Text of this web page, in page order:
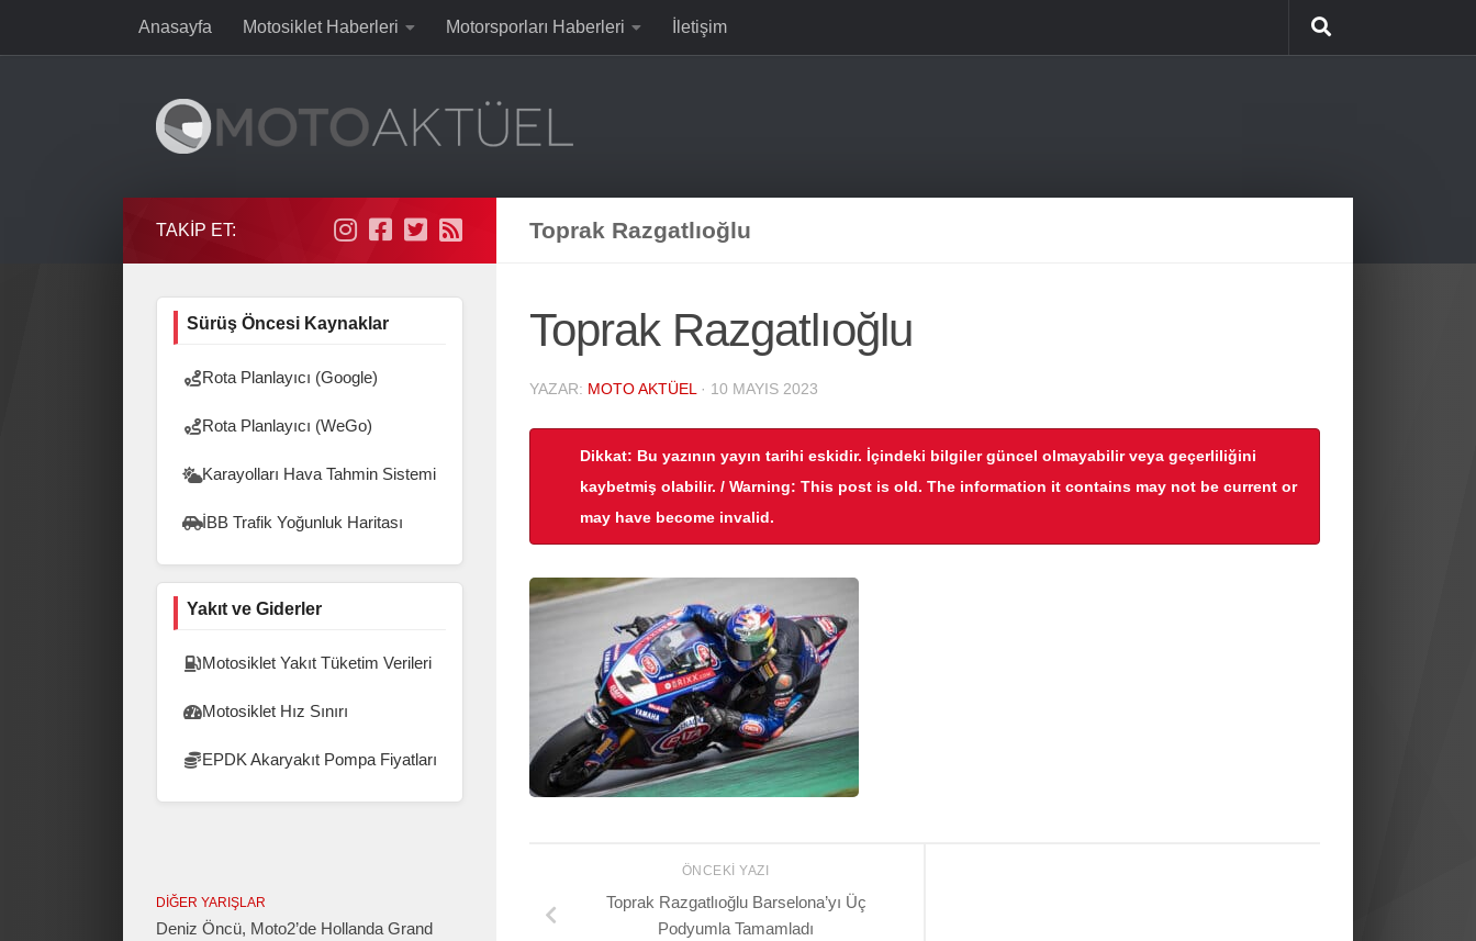
Skip to contentAnasayfa Motosiklet Haberleri Motorsporları Haberleri İletişim
Toprak Razgatlıoğlu
Toprak Razgatlıoğlu
YAZAR: MOTO AKTÜEL · 10 MAYIS 2023
Dikkat: Bu yazının yayın tarihi eskidir. İçindeki bilgiler güncel olmayabilir veya geçerliliğini
kaybetmiş olabilir. / Warning: This post is old. The information it contains may not be current or
may have become invalid.
ÖNCEKI YAZI
Toprak Razgatlıoğlu Barselona’yı Üç
Podyumla Tamamladı
TAKIP ET:
Sürüş Öncesi Kaynaklar
Rota Planlayıcı (Google)
Rota Planlayıcı (WeGo)
Karayolları Hava Tahmin Sistemi
İBB Trafik Yoğunluk Haritası
Yakıt ve Giderler
Motosiklet Yakıt Tüketim Verileri
Motosiklet Hız Sınırı
EPDK Akaryakıt Pompa Fiyatları
DIĞER YARIŞLAR
Deniz Öncü, Moto2’de Hollanda Grand